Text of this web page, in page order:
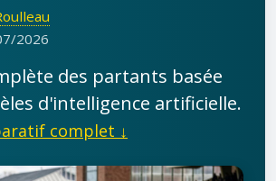
2026
des partants basée
d'intelligence artificielle.
complet ↓